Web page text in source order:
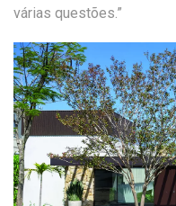
várias questões.”